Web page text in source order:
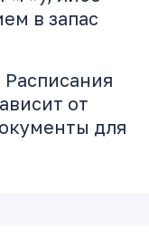
в запас
от
для